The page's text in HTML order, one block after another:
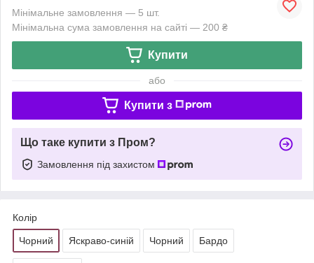
Мінімальне замовлення — 5 шт.
Мінімальна сума замовлення на сайті — 200 ₴
Купити
або
Купити з
Що таке купити з Пром?
Замовлення під захистом
Колір
Чорний Яскраво-синій Чорний Бардо